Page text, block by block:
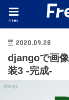
menu
2020.09.28
djangoで画
装3 -完成-